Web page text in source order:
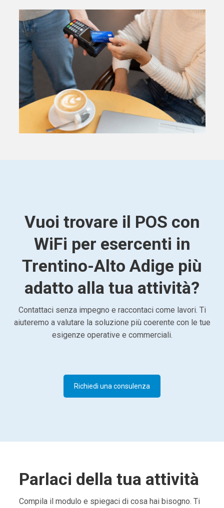
Vuoi trovare il POS con
WiFi per esercenti in
Trentino-Alto Adige più
adatto alla tua attività?
Contattaci senza impegno e raccontaci come lavori. Ti
aiuteremo a valutare la soluzione più coerente con le tue
esigenze operative e commerciali.
Richiedi una consulenza
Parlaci della tua attività
Compila il modulo e spiegaci di cosa hai bisogno. Ti